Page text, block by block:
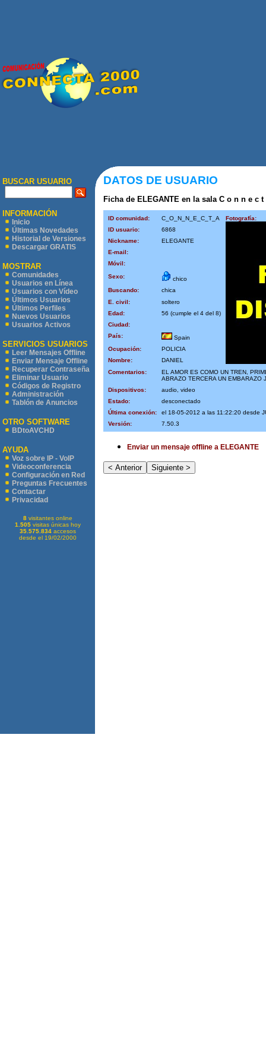
BUSCAR USUARIO
INFORMACIÓN
Inicio
Últimas Novedades
Historial de Versiones
Descargar GRATIS
MOSTRAR
Comunidades
Usuarios en Línea
Usuarios con Vídeo
Últimos Usuarios
Últimos Perfiles
Nuevos Usuarios
Usuarios Activos
SERVICIOS USUARIOS
Leer Mensajes Offline
Enviar Mensaje Offline
Recuperar Contraseña
Eliminar Usuario
Códigos de Registro
Administración
Tablón de Anuncios
OTRO SOFTWARE
BDtoAVCHD
AYUDA
Voz sobre IP - VoIP
Videoconferencia
Configuración en Red
Preguntas Frecuentes
Contactar
Privacidad
8visitantes online
1.505visitas únicas hoy
35.575.834accesos
desde el 19/02/2000
DATOS DE USUARIO
Ficha de ELEGANTE en la sala C o n n e c t
ID comunidad: C_O_N_N_E_C_T_A
Fotografía:
ID usuario:
6868
Nickname:
ELEGANTE
E-mail:
Móvil:
Sexo:
chico
Buscando:
chica
E. civil:
soltero
Edad:
56 (cumple el 4 del 8)
Ciudad:
País:
Spain
Ocupación:
POLICIA
Nombre:
DANIEL
Comentarios:
EL AMOR ES COMO UN TREN,
ABRAZO TERCERA UN EMBARAZO
Dispositivos:
audio, video
Estado:
desconectado
Última conexión:
el 18-05-2012 a las 11:22:20 desde
Versión:
7.50.3
Enviar un mensaje offline a ELEGANTE